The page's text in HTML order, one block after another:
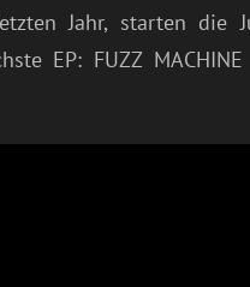
Jahr, starten die
EP: FUZZ